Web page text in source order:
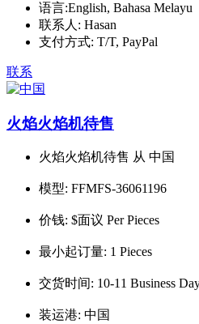
语言:English, Bahasa Melayu
联系人: Hasan
支付方式: T/T, PayPal
联系
火焰火焰机待售
火焰火焰机待售 从 中国
模型: FFMFS-36061196
价钱: $面议 Per Pieces
最小起订量: 1 Pieces
交货时间: 10-11 Business
装运港: 中国